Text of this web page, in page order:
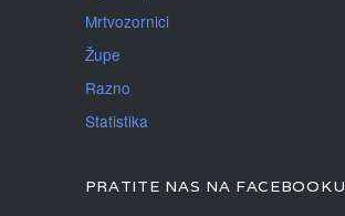
Mrtvozornici
Župe
Razno
Statistika
PRATITE NAS NA FACEBOOKU